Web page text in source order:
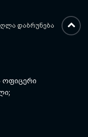
ოფიცერი
ᲓᲐᲑᲠᲣᲜᲔᲑᲐ